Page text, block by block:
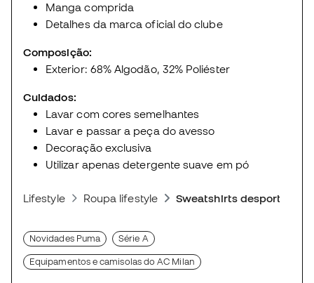
Manga comprida
Detalhes da marca oficial do clube
Composição:
Exterior: 68% Algodão, 32% Poliéster
Cuidados:
Lavar com cores semelhantes
Lavar e passar a peça do avesso
Decoração exclusiva
Utilizar apenas detergente suave em pó
Lifestyle Roupa lifestyle Sweatshirts desportivas
Novidades Puma Série A
Equipamentos e camisolas do AC Milan